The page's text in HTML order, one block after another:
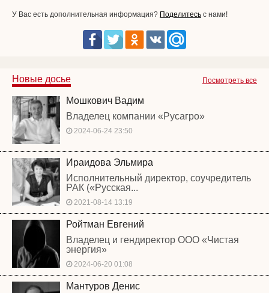
У Вас есть дополнительная информация? Поделитесь с нами!
Посмотреть все
Новые досье
Мошкович Вадим
Владелец компании «Русагро»
2024-06-24 23:50
Ираидова Эльмира
Исполнительный директор, соучредитель
РАК («Русская...
2021-08-14 13:19
Ройтман Евгений
Владелец и гендиректор ООО «Чистая
энергия»
2024-06-20 01:08
Мантуров Денис